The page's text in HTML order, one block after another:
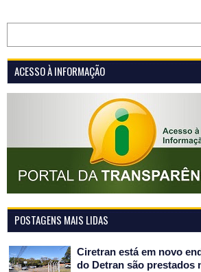
ACESSO À INFORMAÇÃO
POSTAGENS MAIS LIDAS
Ciretran está em novo
do Detran são prestados